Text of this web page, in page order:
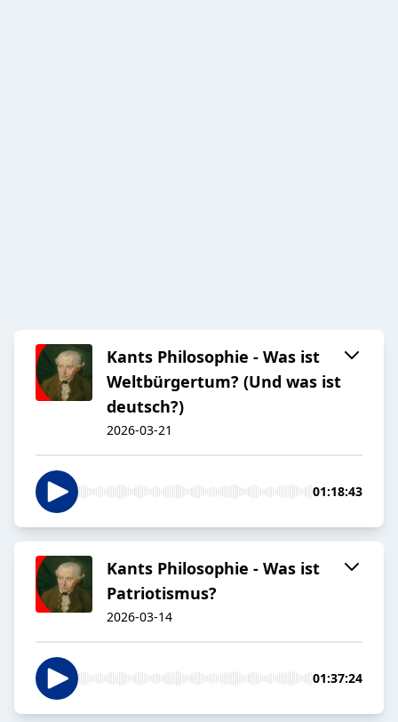
Kants Philosophie - Was ist
Weltbürgertum? (Und was ist
deutsch?)
2026-03-21
01:18:43
Kants Philosophie - Was ist
Patriotismus?
2026-03-14
01:37:24